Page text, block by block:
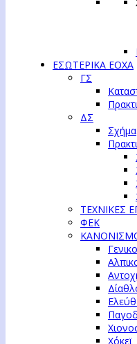
ΕΣΩΤΕΡΙΚΑ ΕΟΧΑ
ΓΣ
ΔΣ
Σχήμα
ΤΕΧΝΙΚΕΣ
ΦΕΚ
Χόκεϊ